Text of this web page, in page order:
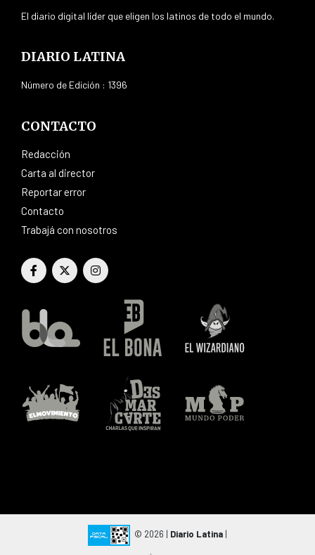
El diario digital líder que eligen los latinos de todo el mundo.
DIARIO LATINA
Número de Edición : 1396
CONTACTO
Redacción
Carta al director
Reportar error
Contacto
Trabajá con nosotros
© 2026 | Diario Latina |